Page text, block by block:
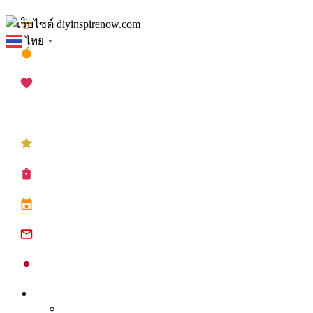
Skip
to
content
ไทย ▼
เทศกาลสงกรานต์